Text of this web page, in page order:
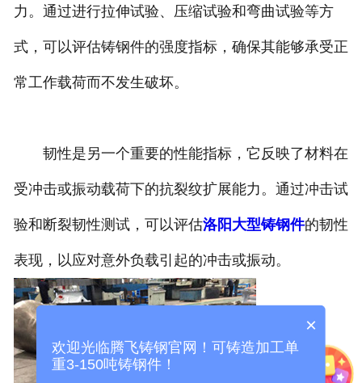
力。通过进行拉伸试验、压缩试验和弯曲试验等方
式，可以评估铸钢件的强度指标，确保其能够承受正
常工作载荷而不发生破坏。
韧性是另一个重要的性能指标，它反映了材料在
受冲击或振动载荷下的抗裂纹扩展能力。通过冲击试
验和断裂韧性测试，可以评估洛阳大型铸钢件的韧性
表现，以应对意外负载引起的冲击或振动。
×
欢迎光临腾飞铸钢官网！可铸造加工单
重3-150吨铸钢件！